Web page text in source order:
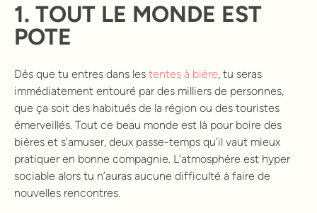
1. TOUT LE MONDE EST
POTE
Dès que tu entres dans les tentes à bière, tu seras
immédiatement entouré par des milliers de personnes,
que ça soit des habitués de la région ou des touristes
émerveillés. Tout ce beau monde est là pour boire des
bières et s’amuser, deux passe-temps qu’il vaut mieux
pratiquer en bonne compagnie. L’atmosphère est hyper
sociable alors tu n’auras aucune difficulté à faire de
nouvelles rencontres.